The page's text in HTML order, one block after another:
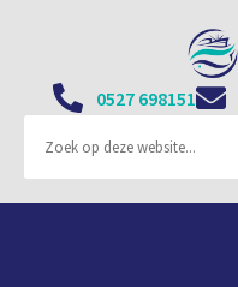
0527 698151